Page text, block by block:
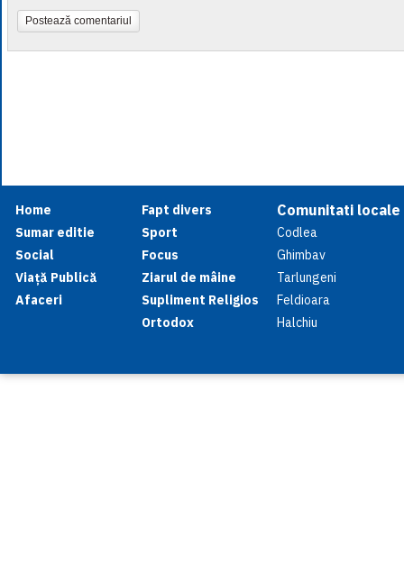
Postează comentariul
Home
Sumar editie
Social
Viață Publică
Afaceri
Fapt divers
Sport
Focus
Ziarul de mâine
Supliment Religios
Ortodox
Comunitati locale
Codlea
Ghimbav
Tarlungeni
Feldioara
Halchiu